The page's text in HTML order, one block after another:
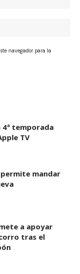
navegador para la
4ª temporada
TV
mandar
a apoyar
tras el